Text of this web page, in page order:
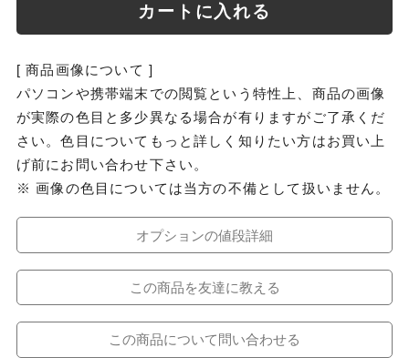
カートに入れる
[ 商品画像について ]
パソコンや携帯端末での閲覧という特性上、商品の画像
が実際の色目と多少異なる場合が有りますがご了承くだ
さい。色目についてもっと詳しく知りたい方はお買い上
げ前にお問い合わせ下さい。
※ 画像の色目については当方の不備として扱いません。
オプションの値段詳細
この商品を友達に教える
この商品について問い合わせる